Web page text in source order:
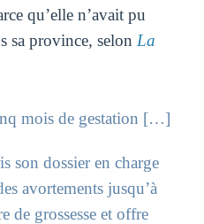
qu’elle n’avait pu
sa province, selon La
mois de gestation […]
son dossier en charge
avortements jusqu’à
de grossesse et offre